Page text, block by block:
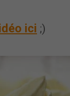
ici ;)